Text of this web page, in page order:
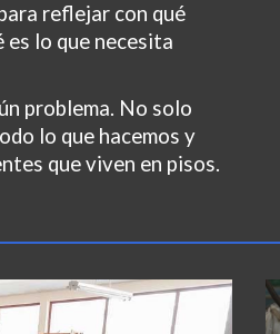
reflejar con qué
lo que necesita
problema. No solo
lo que hacemos y
que viven en pisos.